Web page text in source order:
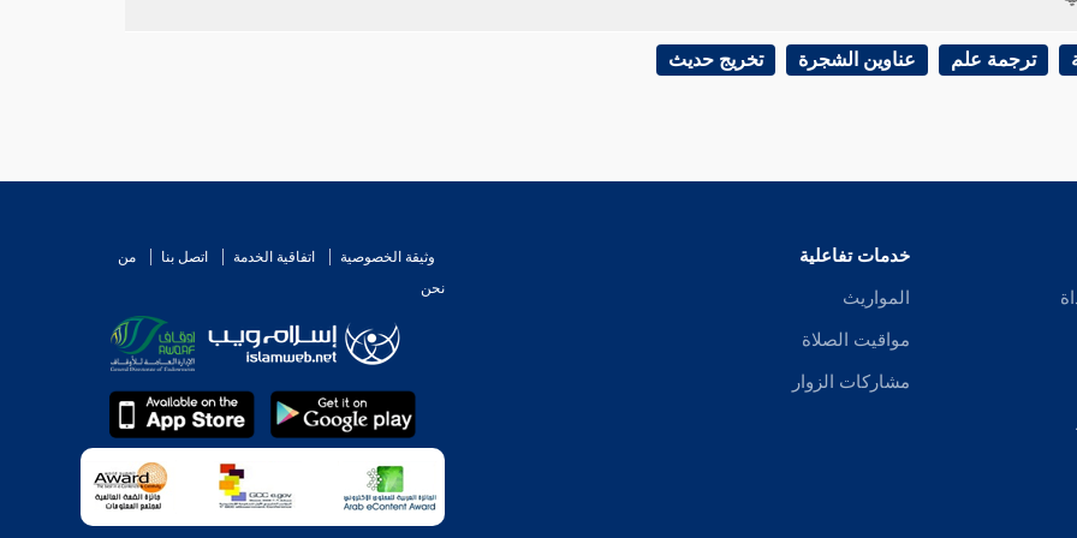
عنعمارة بن غزية، عنسهيل، عن أبيه .
لم يسمع من أبيه ، إنما رواه عنعبد الله بن دينار عبد الله بن دينار، لا يصح عن غيره .
عبد الله بن دينارعلى ثلاث طبقات :
ترجمة علم عناوين الشجرة تخريج حديث
خدمات تفاعلية
المواريث
مواقيت الصلاة
مشاركات الزوار
وثيقة الخصوصية اتفاقية الخدمة اتصل بنا
من
نحن